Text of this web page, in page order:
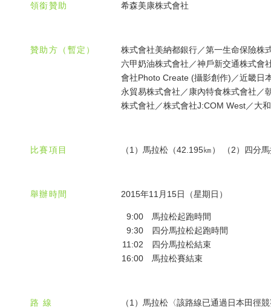
領銜贊助 希森美康株式會社
贊助方（暫定）
株式會社美納都銀行／第一生命保險株
六甲奶油株式會社／神戶新交通株式會
會社Photo Create (攝影創作)／近畿日
永貿易株式會社／康內特食株式會社／
株式會社／株式會社J:COM West／大
比賽項目 （1）馬拉松（42.195㎞） （2）四分
舉辦時間 2015年11月15日（星期日）
9:00
馬拉松起跑時間
9:30
四分馬拉松起跑時間
11:02
四分馬拉松結束
16:00
馬拉松賽結束
路 線 （1） 馬拉松〈該路線已通過日本田徑